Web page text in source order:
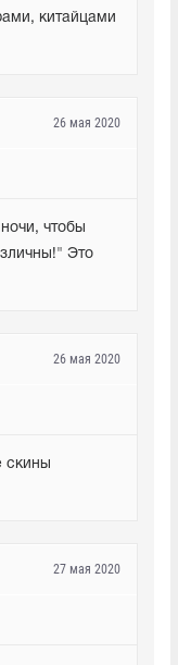
китайцами
26 мая 2020
чтобы
Это
26 мая 2020
скины
27 мая 2020